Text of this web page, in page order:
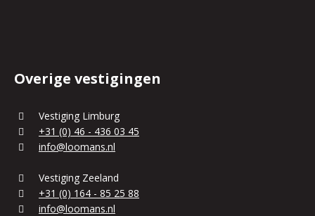
Overige vestigingen
Vestiging Limburg
+31 (0) 46 - 436 03 45
info@loomans.nl
Vestiging Zeeland
+31 (0) 164 - 85 25 88
info@loomans.nl